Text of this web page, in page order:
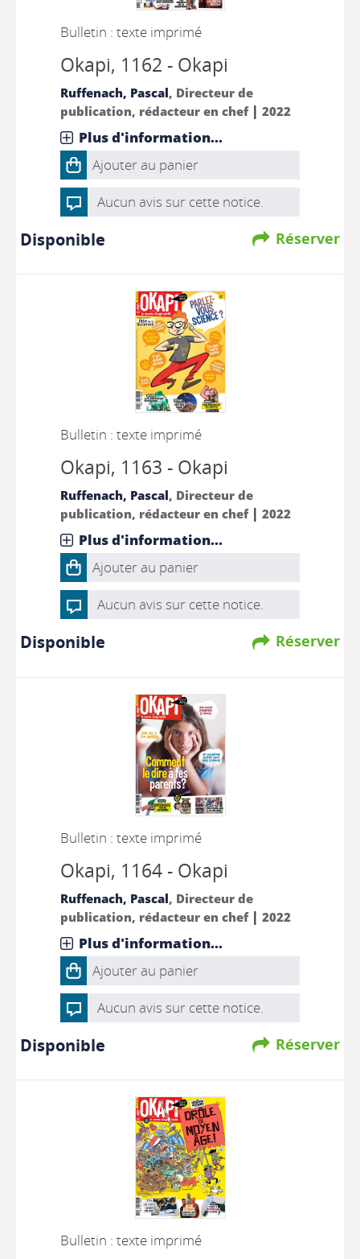
Bulletin : texte imprimé
Okapi, 1162 - Okapi
Ruffenach, Pascal, Directeur de
publication, rédacteur en chef | 2022
Plus d'information...
Ajouter au panier
Aucun avis sur cette notice.
Réserver
Disponible
Bulletin : texte imprimé
Okapi, 1163 - Okapi
Ruffenach, Pascal, Directeur de
publication, rédacteur en chef | 2022
Plus d'information...
Ajouter au panier
Aucun avis sur cette notice.
Réserver
Disponible
Bulletin : texte imprimé
Okapi, 1164 - Okapi
Ruffenach, Pascal, Directeur de
publication, rédacteur en chef | 2022
Plus d'information...
Ajouter au panier
Aucun avis sur cette notice.
Réserver
Disponible
Bulletin : texte imprimé